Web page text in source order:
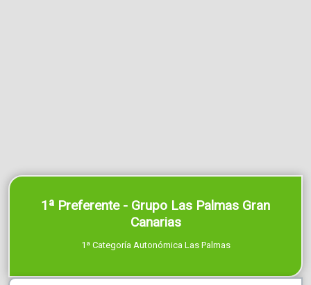
1ª Preferente - Grupo Las Palmas Gran
Canarias
1ª Categoría Autonómica Las Palmas